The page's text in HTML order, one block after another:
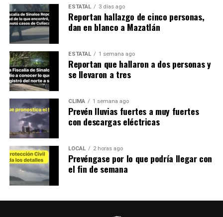
ESTATAL 3 días ago
Reportan hallazgo de cinco personas,
dan en blanco a Mazatlán
ESTATAL 1 semana ago
Reportan que hallaron a dos personas y
se llevaron a tres
CLIMA 1 semana ago
Prevén lluvias fuertes a muy fuertes
con descargas eléctricas
LOCAL 2 horas ago
Prevéngase por lo que podría llegar con
el fin de semana